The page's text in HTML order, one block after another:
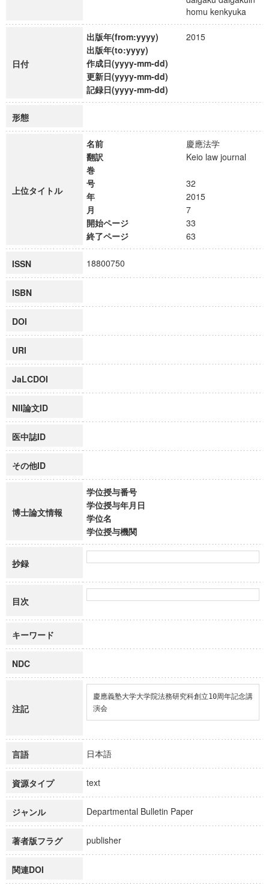
homu kenkyuka
日付
出版年(from:yyyy)
2015
出版年(to:yyyy)
作成日(yyyy-mm-dd)
更新日(yyyy-mm-dd)
記録日(yyyy-mm-dd)
形態
上位タイトル
名前
慶應法学
翻訳
Keio law journal
巻
号
32
年
2015
月
7
開始ページ
33
終了ページ
63
ISSN 18800750
ISBN
DOI
URI
JaLCDOI
NII論文ID
医中誌ID
その他ID
博士論文情報
学位授与番号
学位授与年月日
学位名
学位授与機関
抄録
目次
キーワード
NDC
注記
慶應義塾大学大学院法務研究科創立10周年記念講
演会
言語 日本語
資源タイプ text
ジャンル Departmental Bulletin Paper
著者版フラグ publisher
関連DOI